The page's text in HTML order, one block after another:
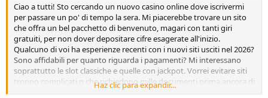
Ciao a tutti! Sto cercando un nuovo casino online dove iscrivermi
per passare un po' di tempo la sera. Mi piacerebbe trovare un sito
che offra un bel pacchetto di benvenuto, magari con tanti giri
gratuiti, per non dover depositare cifre esagerate all'inizio.
Qualcuno di voi ha esperienze recenti con i nuovi siti usciti nel 2026?
Sono affidabili per quanto riguarda i pagamenti? Mi interessano
soprattutto le slot classiche e quelle con jackpot. Vorrei evitare siti
troppo complicati o che richiedono mille documenti prima ancora di
vedere i giochi disponibili. Grazie mille per i vostri consigli!
Haz clic para expandir...